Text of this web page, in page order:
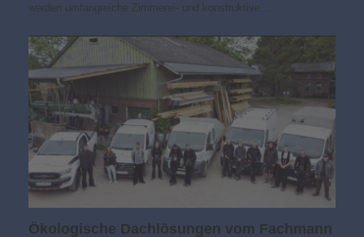
werden umfangreiche Zimmerei- und konstruktive…
Ökologische Dachlösungen vom Fachmann